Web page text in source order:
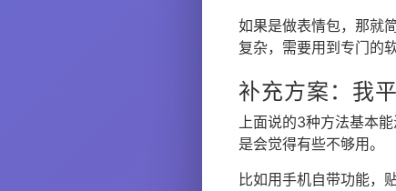
如果是做表情包，那就
复杂，需要用到专门的
补充方案：我
上面说的3种方法基本
是会觉得有些不够用。
比如用手机自带功能，